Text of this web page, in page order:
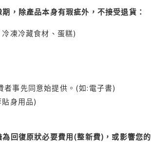
，除產品本身有瑕疵外，不接受退貨：
凍冷藏食材、蛋糕)
者事先同意始提供。(如:電子書)
身用品)
回復原狀必要費用(整新費)，或影響您